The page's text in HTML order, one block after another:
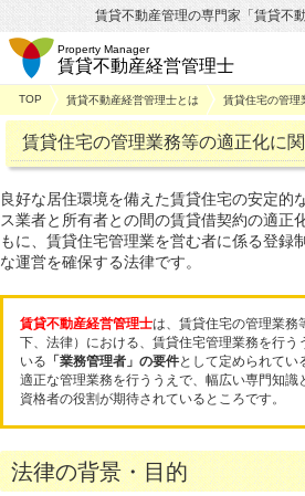
賃貸不動産管理の専門家「賃貸不
Property Manager
賃貸不動産経営管理士
TOP 賃貸不動産経営管理士とは 賃貸住宅の管理
賃貸住宅の管理業務等の適正化に
良好な居住環境を備えた賃貸住宅の安定的
ス業者と所有者との間の賃貸借契約の適正
もに、賃貸住宅管理業を営む者に係る登録
な運営を確保する法律です。
賃貸不動産経営管理士は、賃貸住宅の管理業務
下、法律）における、賃貸住宅管理業務を行う
いる 「業務管理者」の要件として定められてい
適正な管理業務を行ううえで、幅広い専門知識
資格者の役割が期待されているところです。
法律の背景・目的